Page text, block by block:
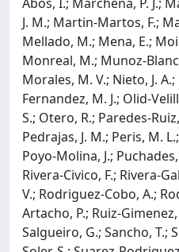
J. M.; Martin-Martos, F.;
Mellado, M.; Mena, E.;
Monreal, M.; Munoz-
Morales, M. V.; Nieto, J.
Fernandez, M. J.; Olid-
S.; Otero, R.; Paredes-
Pedrajas, J. M.; Peris, M.
Poyo-Molina, J.;
Rivera-Civico, F.; Rivera-
V.; Rodriguez-Cobo, A.;
Artacho, P.; Ruiz-Gimenez,
Salgueiro, G.; Sancho, T.;